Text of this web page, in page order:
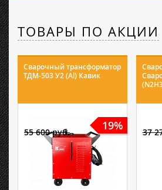
ТОВАРЫ ПО АКЦИИ
Сварочный трансформатор
ТДМ-503 У2 (Al) Кавик
19%
55 600 руб. 37